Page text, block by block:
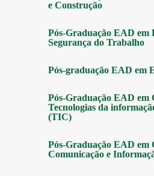
e Construção
Pós-Graduação EAD em
Segurança do Trabalho
Pós-graduação EAD em
Pós-Graduação EAD em
Tecnologias da
(TIC)
Pós-Graduação EAD em
Comunicação e